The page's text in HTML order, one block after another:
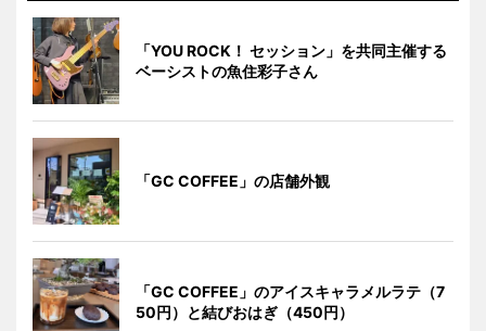
「YOU ROCK！ セッション」を共同主催する
ベーシストの魚住彩子さん
「GC COFFEE」の店舗外観
「GC COFFEE」のアイスキャラメルラテ（7
50円）と結びおはぎ（450円）